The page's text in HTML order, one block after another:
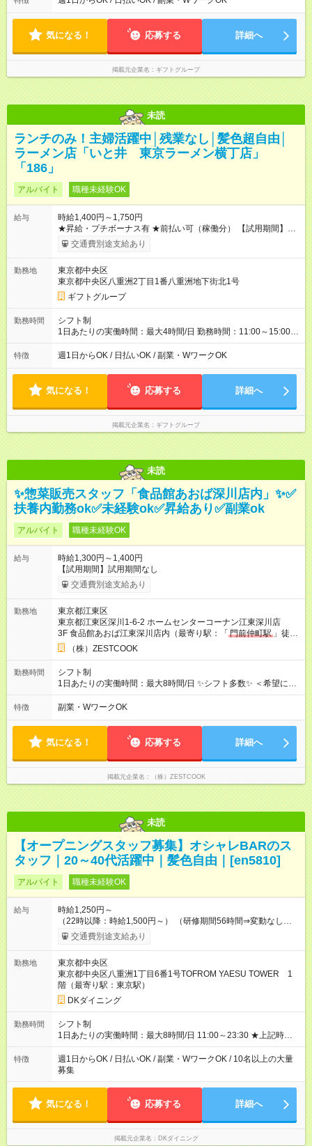
気になる！ 応募する 詳細へ
掲載元企業名 ギフトグループ
未読
ランチのみ！主婦活躍中│残業なし│髪色超自由│
ラーメン店「いと井 東京ラーメン横丁店」
「186」
アルバイト 職種未経験OK
給与
時給1,400円～1,750円
★昇給・プチボーナス有 ★前払い可（稼働分） 【試用期間】試
用期間なし
交通費別途支給あり
勤務地
東京都中央区
東京都中央区八重洲2丁目1番八重洲地下街北1号
ギフトグループ
勤務時間
シフト制
1日あたりの実働時間：最大4時間/日 勤務時間：11:00～15:00
（実働4時間） ★週1日～勤務OK！ ★土日のみ・平日のみも
OK！ ★シフト自己申告制！ ★残業なし！次の予定も立てやすい
特徴 週1日からOK / 日払いOK / 副業・WワークOK
気になる！ 応募する 詳細へ
掲載元企業名 ギフトグループ
未読
✨惣菜販売スタッフ「食品館あおば深川店内」✨✅
扶養内勤務ok✅未経験ok✅昇給あり✅副業ok
アルバイト 職種未経験OK
給与
時給1,300円～1,400円
【試用期間】試用期間なし
交通費別途支給あり
勤務地
東京都江東区
東京都江東区深川1-6-2 ホームセンターコーナン江東深川店
3F 食品館あおば江東深川店内（最寄り駅：「 門前仲町駅 」徒歩
10分）（株）ZESTCOOK
勤務時間
シフト制
1日あたりの実働時間：最大8時間/日 ✨シフト多数✨ ＜希望に合
わせ相談ok！＞ 8：00～20：00（シフト制：1日3h～ok！）
例） 08：00～13：00 17：00～20：00・・・etc *-*-*-*-*-*-*-*-
特徴 副業・WワークOK
気になる！ 応募する 詳細へ
掲載元企業名 （株）ZESTCOOK
未読
【オープニングスタッフ募集】オシャレBARのス
タッフ｜20～40代活躍中｜髪色自由｜[en5810]
アルバイト 職種未経験OK
給与
時給1,250円～
（22時以降：時給1,500円～） （研修期間56時間⇒変動なし） ■
食事補助あり⇒1食200円 ■友人紹介制度あり⇒1人紹介につき最
大3万円支給！ 【試用期間】試用期間なし
交通費別途支給あり
勤務地
東京都中央区
東京都中央区八重洲1丁目6番1号TOFROM YAESU TOWER 1
階（最寄り駅：東京駅）
DKダイニング
勤務時間
シフト制
1日あたりの実働時間：最大8時間/日 11:00～23:30 ★上記時間
から1日3h～OK ★週1日～OK◎ ※勤務時間の変動の可能性あり
※22時以降勤務は18歳以上(法令による) ■自由シフト制
特徴
週1日からOK / 日払いOK / 副業・WワークOK / 10名以上の大量
募集
気になる！ 応募する 詳細へ
掲載元企業名 DKダイニング